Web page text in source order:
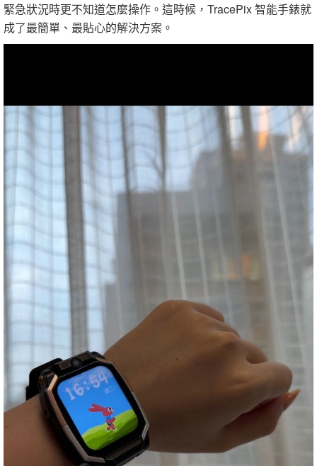
緊急狀況時更不知道怎麼操作。這時候，TracePix 智能手錶就
成了最簡單、最貼心的解決方案。